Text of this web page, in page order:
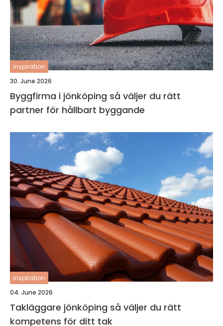
inspiration
30. June 2026
Byggfirma i jönköping så väljer du rätt
partner för hållbart byggande
inspiration
04. June 2026
Takläggare jönköping så väljer du rätt
kompetens för ditt tak